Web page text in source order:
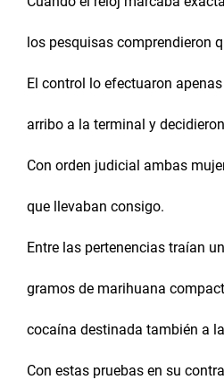
los pesquisas comprendieron
El control lo efectuaron
arribo a la terminal y
Con orden judicial ambas
que llevaban consigo.
Entre las pertenencias traían
gramos de marihuana
cocaína destinada también a
Con estas pruebas en su